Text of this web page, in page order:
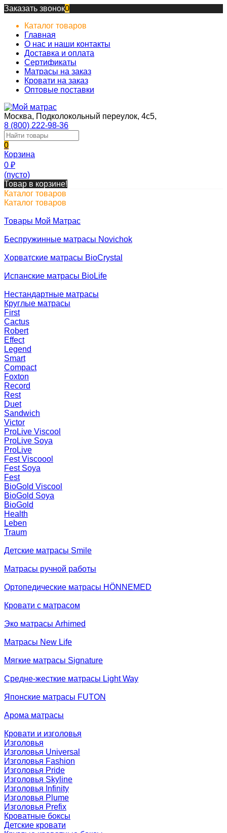
Заказать звонок0
Каталог товаров
Главная
О нас и наши контакты
Доставка и оплата
Сертификаты
Матрасы на заказ
Кровати на заказ
Оптовые поставки
Москва, Подколокольный переулок, 4с5,
8 (800) 222-98-36
0
Корзина
0 ₽
(пусто)
Товар в корзине!
Каталог товаров
Каталог товаров
Товары Мой Матрас
Беспружинные матрасы Novichok
Хорватские матрасы BioCrystal
Испанские матрасы BioLife
Нестандартные матрасы
Круглые матрасы
First
Cactus
Robert
Effect
Legend
Smart
Compact
Foxton
Record
Rest
Duet
Sandwich
Victor
ProLive Viscool
ProLive Soya
ProLive
Fest Viscoool
Fest Soya
Fest
BioGold Viscool
BioGold Soya
BioGold
Health
Leben
Traum
Детские матрасы Smile
Матрасы ручной работы
Ортопедические матрасы HÖNNEMED
Кровати с матрасом
Эко матрасы Arhimed
Матрасы New Life
Мягкие матрасы Signature
Средне-жесткие матрасы Light Way
Японские матрасы FUTON
Арома матрасы
Кровати и изголовья
Изголовья
Изголовья Universal
Изголовья Fashion
Изголовья Pride
Изголовья Skyline
Изголовья Infinity
Изголовья Plume
Изголовья Prefix
Кроватные боксы
Детские кровати